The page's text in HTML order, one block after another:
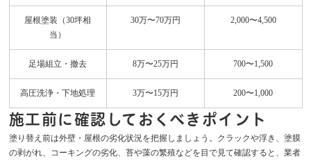
屋根塗装（30坪相
当）
30万〜70万円 2,000〜4,500
足場組立・撤去 8万〜25万円 700〜1,500
高圧洗浄・下地処理 3万〜15万円 200〜1,000
施工前に確認しておくべきポイント
塗り替え前は外壁・屋根の劣化状況を把握しましょう。クラックや浮き、塗膜
の剥がれ、コーキングの劣化、苔や藻の繁殖などを目で見て確認すると、業者